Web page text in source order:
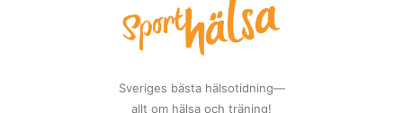
Sveriges bästa hälsotidning—
allt om hälsa och träning!